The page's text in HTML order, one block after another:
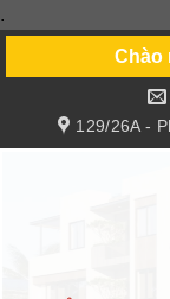
.
content
Chào
129/26A -